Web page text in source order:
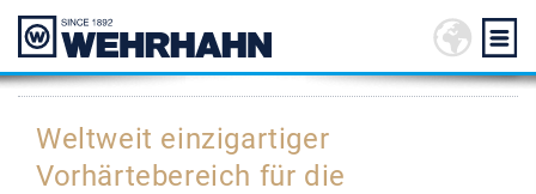
Weltweit einzigartiger
Vorhärtebereich für die